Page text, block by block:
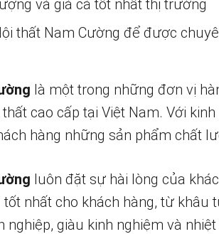
và giá cả tốt nhất thị trường
thất Nam Cường để được
là một trong những đơn vị
cao cấp tại Việt Nam. Với
hàng những sản phẩm chất
luôn đặt sự hài lòng của
nhất cho khách hàng, từ
nghiệp, giàu kinh nghiệm và